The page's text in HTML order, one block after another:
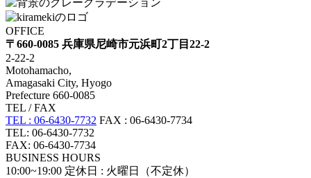
OFFICE
〒660-0085 兵庫県尼崎市元浜町2丁目22-2
2-22-2
Motohamacho,
Amagasaki City, Hyogo
Prefecture 660-0085
TEL / FAX
TEL : 06-6430-7732 FAX : 06-6430-7734
TEL: 06-6430-7732
FAX: 06-6430-7734
BUSINESS HOURS
10:00~19:00 定休日 : 火曜日（不定休）